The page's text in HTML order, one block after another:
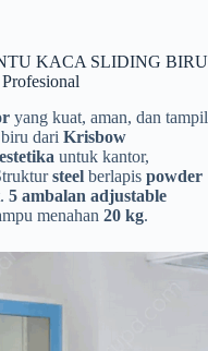
KACA SLIDING BIRU
yang kuat, aman, dan tampil
biru dari Krisbow
estetika untuk kantor,
steel berlapis powder
5 ambalan adjustable
menahan 20 kg.